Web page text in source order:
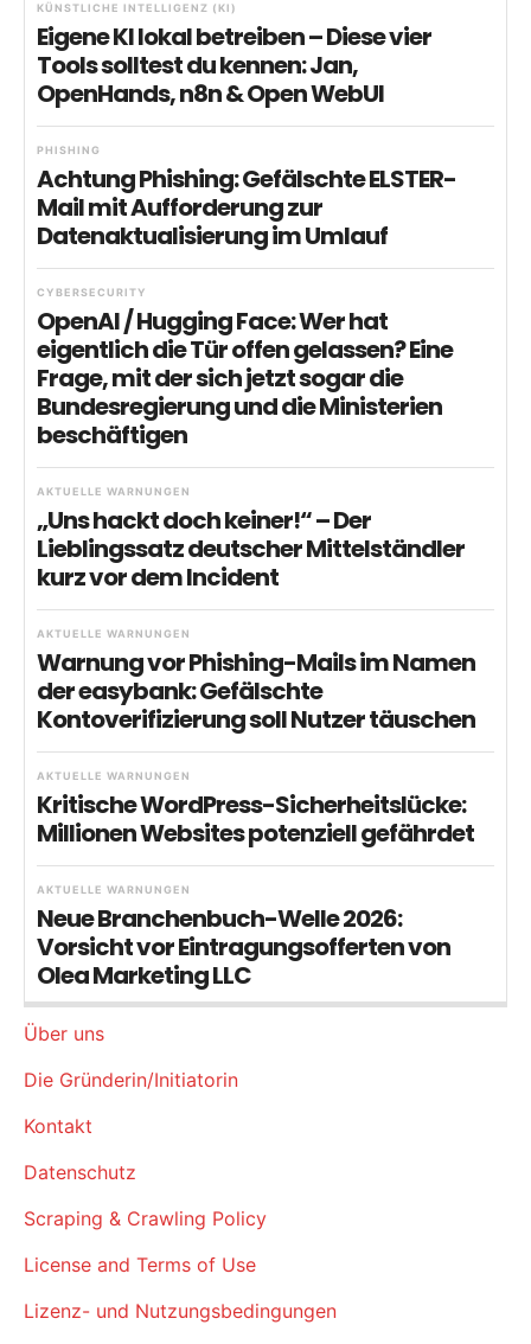
KÜNSTLICHE INTELLIGENZ (KI)
Eigene KI lokal betreiben – Diese vier
Tools solltest du kennen: Jan,
OpenHands, n8n & Open WebUI
PHISHING
Achtung Phishing: Gefälschte ELSTER-
Mail mit Aufforderung zur
Datenaktualisierung im Umlauf
CYBERSECURITY
OpenAI / Hugging Face: Wer hat
eigentlich die Tür offen gelassen? Eine
Frage, mit der sich jetzt sogar die
Bundesregierung und die Ministerien
beschäftigen
AKTUELLE WARNUNGEN
„Uns hackt doch keiner!“ – Der
Lieblingssatz deutscher Mittelständler
kurz vor dem Incident
AKTUELLE WARNUNGEN
Warnung vor Phishing-Mails im Namen
der easybank: Gefälschte
Kontoverifizierung soll Nutzer täuschen
AKTUELLE WARNUNGEN
Kritische WordPress-Sicherheitslücke:
Millionen Websites potenziell gefährdet
AKTUELLE WARNUNGEN
Neue Branchenbuch-Welle 2026:
Vorsicht vor Eintragungsofferten von
Olea Marketing LLC
Über uns
Die Gründerin/Initiatorin
Kontakt
Datenschutz
Scraping & Crawling Policy
License and Terms of Use
Lizenz- und Nutzungsbedingungen